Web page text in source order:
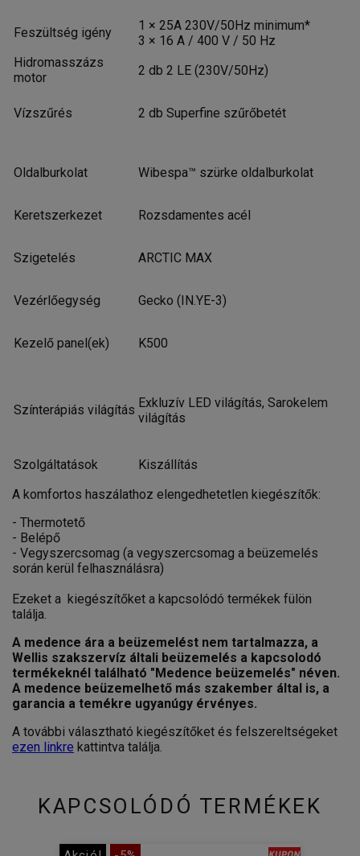
Feszültség igény
1 × 25A 230V/50Hz minimum*
3 × 16 A / 400 V / 50 Hz
Hidromasszázs
motor
2 db 2 LE (230V/50Hz)
Vízszűrés 2 db Superfine szűrőbetét
Oldalburkolat Wibespa™ szürke oldalburkolat
Keretszerkezet Rozsdamentes acél
Szigetelés ARCTIC MAX
Vezérlőegység Gecko (IN.YE-3)
Kezelő panel(ek) K500
Színterápiás világítás Exkluzív LED világítás, Sarokelem
világítás
Szolgáltatások
Kiszállítás
A komfortos haszálathoz elengedhetetlen kiegészítők:
- Thermotető
- Belépő
- Vegyszercsomag (a vegyszercsomag a beüzemelés
során kerül felhasználásra)
Ezeket a kiegészítőket a kapcsolódó termékek fülön
találja.
A medence ára a beüzemelést nem tartalmazza, a
Wellis szakszervíz általi beüzemelés a kapcsolodó
termékeknél található "Medence beüzemelés" néven.
A medence beüzemelhető más szakember által is, a
garancia a temékre ugyanúgy érvényes.
A további választható kiegészítőket és felszereltségeket
ezen linkre kattintva találja.
KAPCSOLÓDÓ TERMÉKEK